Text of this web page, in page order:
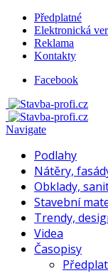
Předplatné
Elektronická
Reklama
Kontakty
Facebook
Navigate
Podlahy
Nátěry,
Obklady,
Stavební
Trendy,
Videa
Časopisy